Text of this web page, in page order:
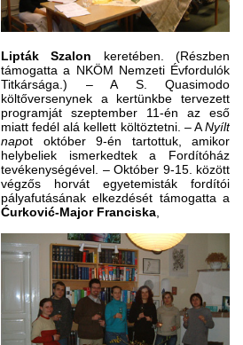
Lipták Szalon keretében. (Részben
támogatta a NKÖM Nemzeti Évfordulók
Titkársága.) – A S. Quasimodo
költőversenynek a kertünkbe tervezett
programját szeptember 11-én az eső
miatt fedél alá kellett költöztetni. – ANyílt
napot október 9-én tartottuk, amikor
helybeliek ismerkedtek a Fordítóház
tevékenységével. – Október 9-15. között
végzős horvát egyetemisták fordítói
pályafutásának elkezdését támogatta a
Ćurković-Major Franciska